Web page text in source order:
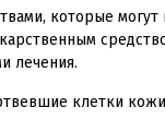
которые
лечения.
клетки